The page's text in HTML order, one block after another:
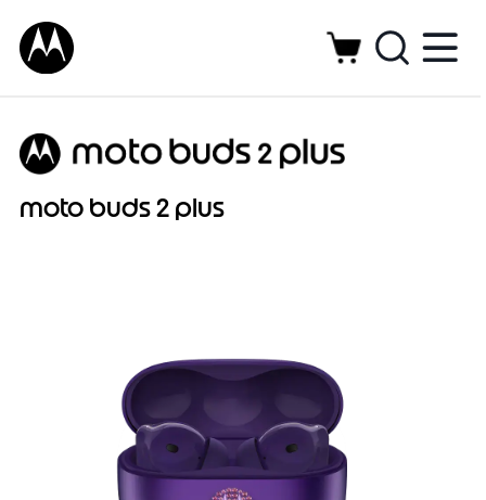
moto buds 2 plus